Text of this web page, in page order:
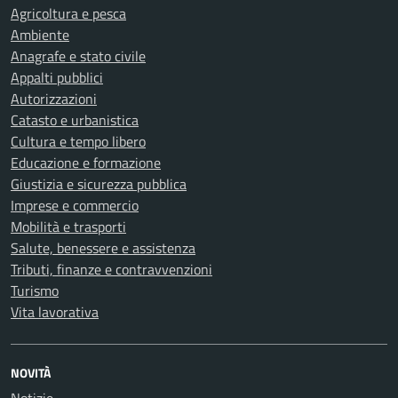
Agricoltura e pesca
Ambiente
Anagrafe e stato civile
Appalti pubblici
Autorizzazioni
Catasto e urbanistica
Cultura e tempo libero
Educazione e formazione
Giustizia e sicurezza pubblica
Imprese e commercio
Mobilità e trasporti
Salute, benessere e assistenza
Tributi, finanze e contravvenzioni
Turismo
Vita lavorativa
NOVITÀ